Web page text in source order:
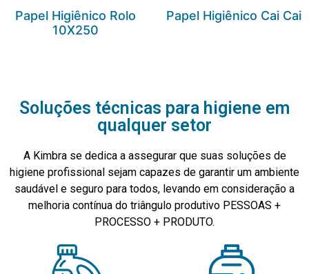
Papel Higiênico Rolo
10X250
Papel Higiênico Cai Cai
Soluções técnicas para higiene em
qualquer setor
A Kimbra se dedica a assegurar que suas soluções de
higiene profissional sejam capazes de garantir um ambiente
saudável e seguro para todos, levando em consideração a
melhoria contínua do triângulo produtivo PESSOAS +
PROCESSO + PRODUTO.